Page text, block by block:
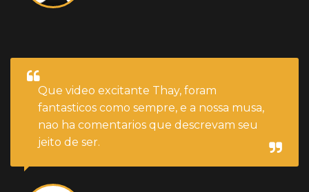
Que video excitante Thay, foram
fantasticos como sempre, e a nossa musa,
nao ha comentarios que descrevam seu
jeito de ser.